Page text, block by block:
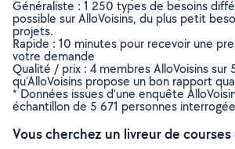
Généraliste : 1 250 types de besoins
possible sur AlloVoisins, du plus petit
projets.
Rapide : 10 minutes pour recevoir une
votre demande
Qualité / prix : 4 membres AlloVoisins sur
qu’AlloVoisins propose un bon rapport
* Données issues d’une enquête
échantillon de 5 671 personnes
Vous cherchez un livreur de